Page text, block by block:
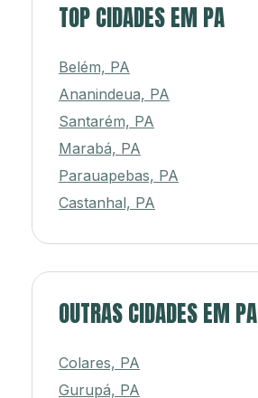
TOP CIDADES EM PA
Belém, PA
Ananindeua, PA
Santarém, PA
Marabá, PA
Parauapebas, PA
Castanhal, PA
OUTRAS CIDADES EM PA
Colares, PA
Gurupá, PA